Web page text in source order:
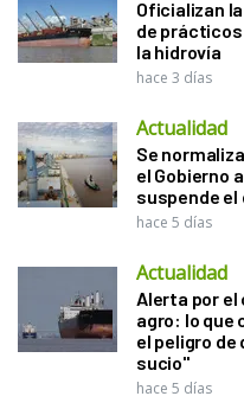
Oficializan
de prácticos
la hidrovía
hace 3 días
Actualidad
Se
el Gobierno
suspende
hace 5 días
Actualidad
Alerta por
agro: lo que
el peligro de
sucio"
hace 5 días